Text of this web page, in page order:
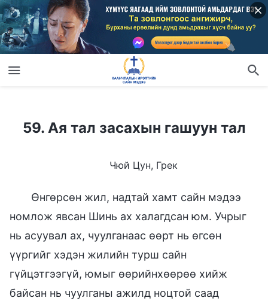
59. Ая тал засахын гашуун тал
59. Ая тал засахын гашуун тал
Чюй Цун, Грек
Өнгөрсөн жил, надтай хамт сайн мэдээ
номлож явсан Шинь ах халагдсан юм. Учрыг
нь асуувал ах, чуулганаас өөрт нь өгсөн
үүргийг хэдэн жилийн турш сайн
гүйцэтгээгүй, юмыг өөрийнхөөрөө хийж
байсан нь чуулганы ажилд ноцтой саад